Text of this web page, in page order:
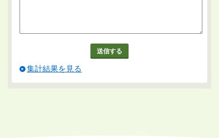
集計結果を見る